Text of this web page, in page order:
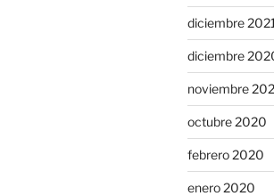
diciembre 2021
diciembre
noviembre
octubre 2020
febrero 2020
enero 2020